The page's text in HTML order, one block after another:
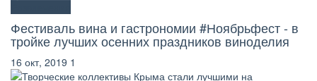
Фестиваль вина и гастрономии #Ноябрьфест - в
тройке лучших осенних праздников виноделия
16 окт, 2019 1